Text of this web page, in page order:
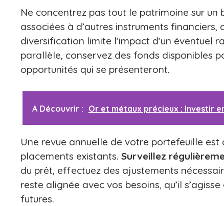
Ne concentrez pas tout le patrimoine sur un
associées à d’autres instruments
diversification limite l’impact d’un éventuel
parallèle, conservez des fonds disponibles
opportunités qui se présenteront.
A Découvrir : Or et métaux précieux : Investir
Une revue annuelle de votre portefeuille
placements existants. Surveillez
du prêt, effectuez des ajustements
reste alignée avec vos besoins, qu’il
futures.